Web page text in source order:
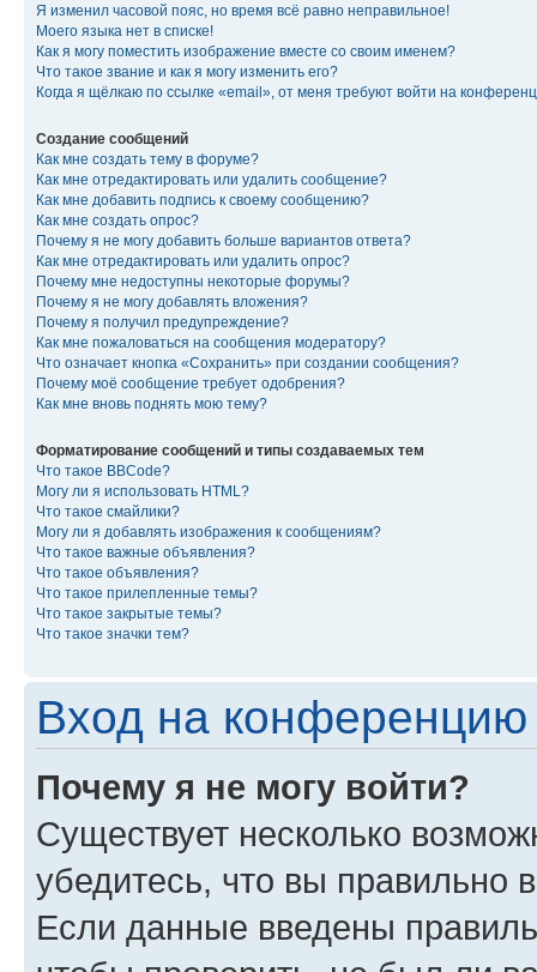
Я изменил часовой пояс, но время всё равно неправильное!
Моего языка нет в списке!
Как я могу поместить изображение вместе со своим именем?
Что такое звание и как я могу изменить его?
Когда я щёлкаю по ссылке «email», от меня требуют войти на
Создание сообщений
Как мне создать тему в форуме?
Как мне отредактировать или удалить сообщение?
Как мне добавить подпись к своему сообщению?
Как мне создать опрос?
Почему я не могу добавить больше вариантов ответа?
Как мне отредактировать или удалить опрос?
Почему мне недоступны некоторые форумы?
Почему я не могу добавлять вложения?
Почему я получил предупреждение?
Как мне пожаловаться на сообщения модератору?
Что означает кнопка «Сохранить» при создании сообщения?
Почему моё сообщение требует одобрения?
Как мне вновь поднять мою тему?
Форматирование сообщений и типы создаваемых тем
Что такое BBCode?
Могу ли я использовать HTML?
Что такое смайлики?
Могу ли я добавлять изображения к сообщениям?
Что такое важные объявления?
Что такое объявления?
Что такое прилепленные темы?
Что такое закрытые темы?
Что такое значки тем?
Вход на конференцию
Почему я не могу войти?
Существует несколько
убедитесь, что вы правильно
Если данные введены